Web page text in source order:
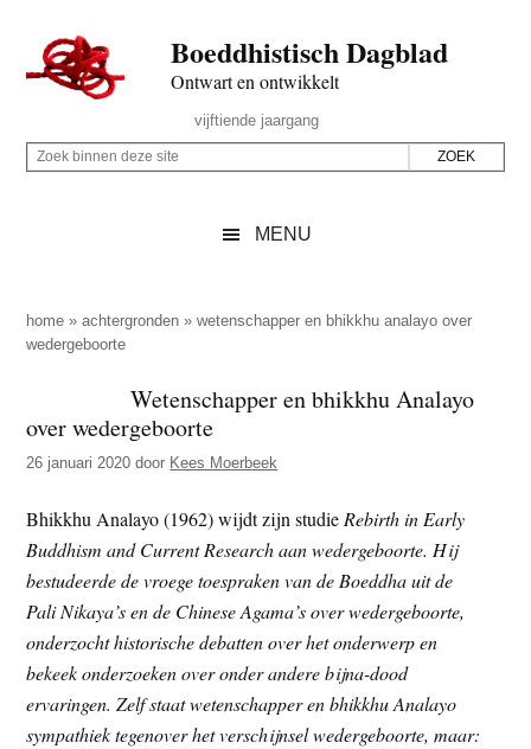
naar
de
inhoud
secondary
naar
de
sidebar
naar
de
Boeddhistisch Dagblad
Ontwart en ontwikkelt
Rechts
vijftiende jaargang
Z
p
d
z
e
i
t
e
Z
i
n
n
d
z
e
s
i
t
e
MENU
home »achtergronden »wetenschapper en bhikkhu analayo over
wedergeboorte
Wetenschapper en bhikkhu Analayo
over wedergeboorte
26 januari 2020 door Kees Moerbeek
Bhikkhu Analayo (1962) wijdt zijn studie Rebirth in Early
Buddhism and Current Research aan wedergeboorte. Hij
bestudeerde de vroege toespraken van de Boeddha uit de
Pali Nikaya’s en de Chinese Agama’s over wedergeboorte,
onderzocht historische debatten over het onderwerp en
bekeek onderzoeken over onder andere bijna-dood
ervaringen. Zelf staat wetenschapper en bhikkhu Analayo
sympathiek tegenover het verschijnsel wedergeboorte, maar: